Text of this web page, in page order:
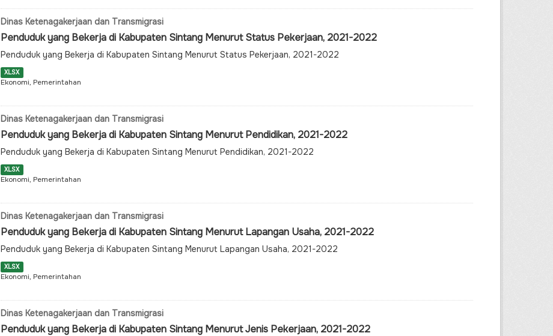
Dinas Ketenagakerjaan dan Transmigrasi
Penduduk yang Bekerja di Kabupaten Sintang Menurut Status Pekerjaan, 2021-2022
Penduduk yang Bekerja di Kabupaten Sintang Menurut Status Pekerjaan, 2021-2022
XLSX
Ekonomi, Pemerintahan
Dinas Ketenagakerjaan dan Transmigrasi
Penduduk yang Bekerja di Kabupaten Sintang Menurut Pendidikan, 2021-2022
Penduduk yang Bekerja di Kabupaten Sintang Menurut Pendidikan, 2021-2022
XLSX
Ekonomi, Pemerintahan
Dinas Ketenagakerjaan dan Transmigrasi
Penduduk yang Bekerja di Kabupaten Sintang Menurut Lapangan Usaha, 2021-2022
Penduduk yang Bekerja di Kabupaten Sintang Menurut Lapangan Usaha, 2021-2022
XLSX
Ekonomi, Pemerintahan
Dinas Ketenagakerjaan dan Transmigrasi
Penduduk yang Bekerja di Kabupaten Sintang Menurut Jenis Pekerjaan, 2021-2022